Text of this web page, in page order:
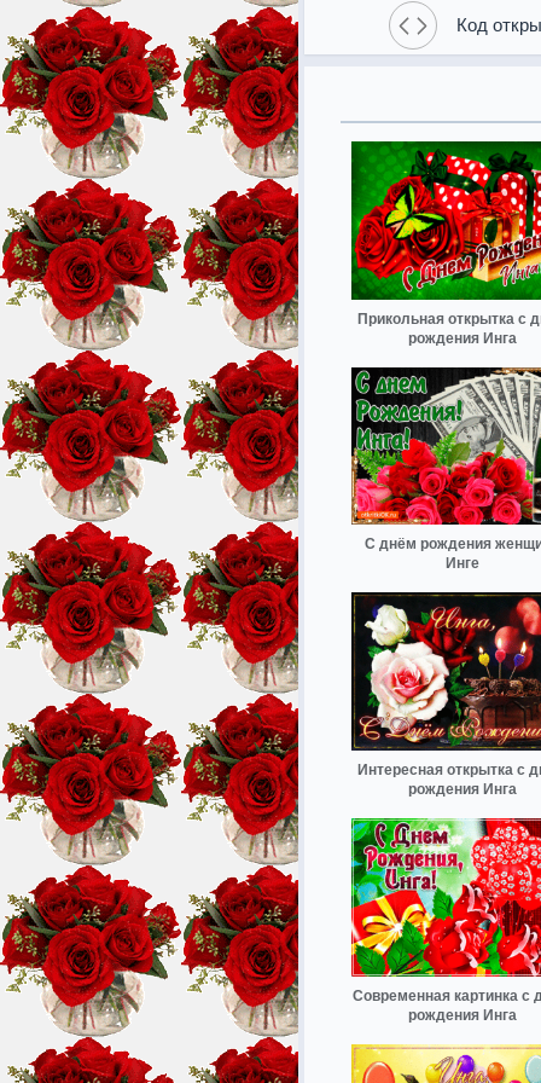
Код
Прикольная открытка с
рождения Инга
С днём рождения
Инге
Интересная открытка с
рождения Инга
Современная картинка с
рождения Инга